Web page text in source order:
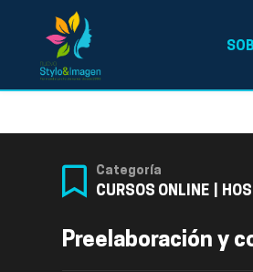
Categoría
CURSOS ONLINE
Preelaboración y